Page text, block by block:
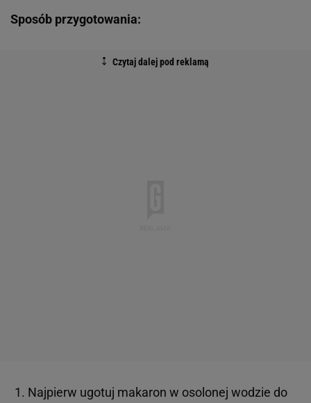
Sposób przygotowania:
Najpierw ugotuj makaron w osolonej wodzie do